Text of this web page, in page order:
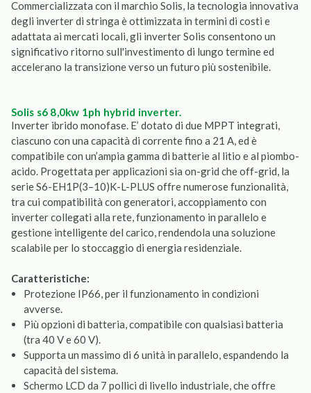
Commercializzata con il marchio Solis, la tecnologia innovativa
degli inverter di stringa è ottimizzata in termini di costi e
adattata ai mercati locali, gli inverter Solis consentono un
significativo ritorno sull'investimento di lungo termine ed
accelerano la transizione verso un futuro più sostenibile.
solis s6 8,0kw 1ph hybrid inverter.
Inverter ibrido monofase. E’ dotato di due MPPT integrati,
ciascuno con una capacità di corrente fino a 21 A, ed è
compatibile con un’ampia gamma di batterie al litio e al piombo-
acido. Progettata per applicazioni sia on-grid che off-grid, la
serie S6-EH1P(3–10)K-L-PLUS offre numerose funzionalità,
tra cui compatibilità con generatori, accoppiamento con
inverter collegati alla rete, funzionamento in parallelo e
gestione intelligente del carico, rendendola una soluzione
scalabile per lo stoccaggio di energia residenziale.
Caratteristiche:
Protezione IP66, per il funzionamento in condizioni
avverse.
Più opzioni di batteria, compatibile con qualsiasi batteria
(tra 40 V e 60 V).
Supporta un massimo di 6 unità in parallelo, espandendo la
capacità del sistema.
Schermo LCD da 7 pollici di livello industriale, che offre